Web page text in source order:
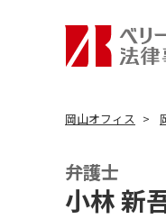
岡山オフィス
弁護士
小林 新